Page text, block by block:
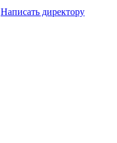
Написать директору